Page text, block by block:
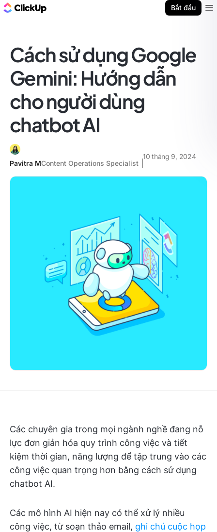
Bắt đầu
Cách sử dụng Google
Gemini: Hướng dẫn
cho người dùng
chatbot AI
Pavitra MContent Operations Specialist
10 tháng 9, 2024
Các chuyên gia trong mọi ngành nghề đang nỗ
lực đơn giản hóa quy trình công việc và tiết
kiệm thời gian, năng lượng để tập trung vào các
công việc quan trọng hơn bằng cách sử dụng
chatbot AI.
Các mô hình AI hiện nay có thể xử lý nhiều
công việc, từ soạn thảo email, ghi chú cuộc họp